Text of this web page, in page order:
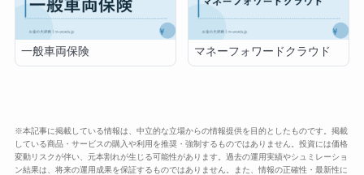
一般車両保険 マネーフォワードクラウド
※本記事に掲載している情報は、中立的な立場からの情報提供を目的としたものです。掲載
している商品・サービスの購入や利用を推奨・強制するものではありません。投資には価格
変動リスクが伴い、元本割れが生じる可能性があります。過去の運用実績やシュミレーショ
ン結果は、将来の運用成果を保証するものではありません。また、情報の正確性・最新性に